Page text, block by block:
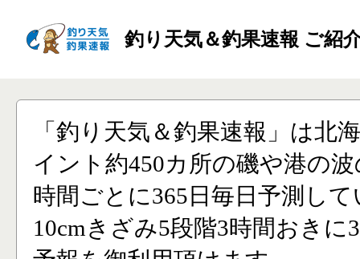
釣り天気＆釣果速報 ご紹
「釣り天気＆釣果速報」は北
イント約450カ所の磯や港の
時間ごとに365日毎日予測し
10cmきざみ5段階3時間おきに